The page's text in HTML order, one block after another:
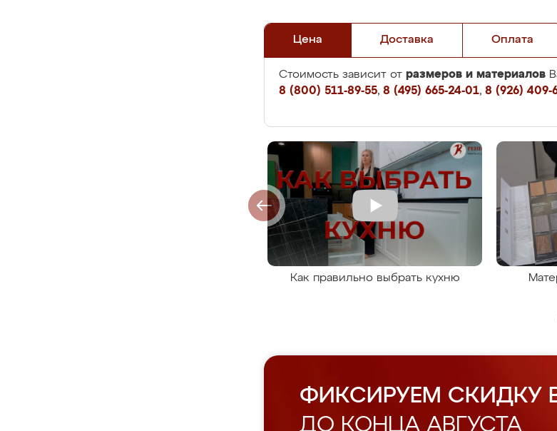
Цена Доставка Оплата
Стоимость зависит от размеров и материалов
8 (800) 511-89-55, 8 (495) 665-24-01, 8 (926) 409-
Как правильно выбрать кухню
ФИКСИРУЕМ СКИДКУ
ДО КОНЦА АВГУСТА